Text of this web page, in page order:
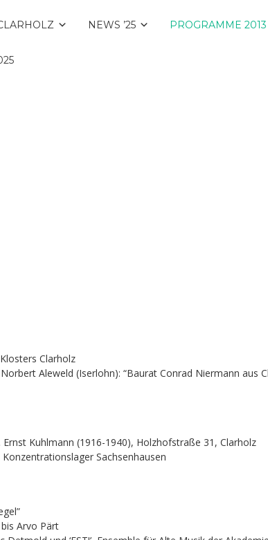
NEWS ’25 PROGRAMME 2013
Clarholz
Aleweld (Iserlohn): “Baurat Conrad Niermann aus
Kuhlmann (1916-1940), Holzhofstraße 31, Clarholz
Sachsenhausen
Arvo Pärt